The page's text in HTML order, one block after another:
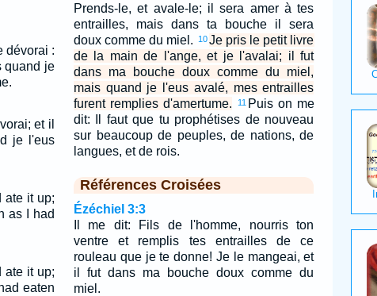
dévorai :
quand je
et il
je l'eus
ate it up;
as I had
ate it up;
eaten
Prends-le, et avale-le; il sera amer à tes
entrailles, mais dans ta bouche il sera
doux comme du miel.
10Je pris le petit livre
de la main de l'ange, et je l'avalai; il fut
dans ma bouche doux comme du miel,
mais quand je l'eus avalé, mes entrailles
furent remplies d'amertume.
11 Puis on me
dit: Il faut que tu prophétises de nouveau
sur beaucoup de peuples, de nations, de
langues, et de rois.
Références Croisées
Ézéchiel 3:3
Il me dit: Fils de l'homme, nourris ton
ventre et remplis tes entrailles de ce
rouleau que je te donne! Je le mangeai, et
il fut dans ma bouche doux comme du
miel.